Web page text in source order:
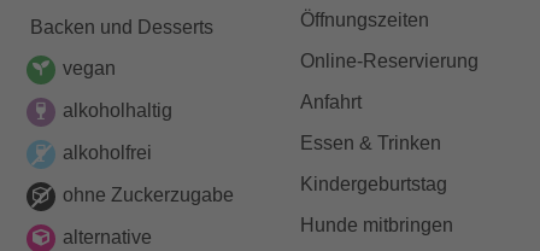
Backen und Desserts
vegan
alkoholhaltig
alkoholfrei
ohne Zuckerzugabe
alternative
Öffnungszeiten
Online-Reservierung
Anfahrt
Essen & Trinken
Kindergeburtstag
Hunde mitbringen